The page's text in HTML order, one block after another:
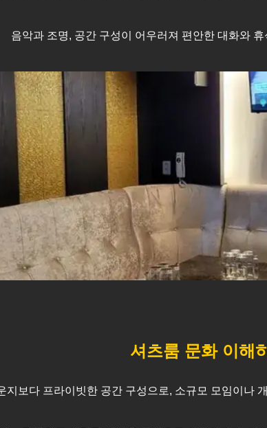
음악과 조명, 공간 구성이 어우러져 편안한 대화와
셔츠룸 문화 이해
지보다 프라이빗한 공간 구성으로, 소규모 모임이나